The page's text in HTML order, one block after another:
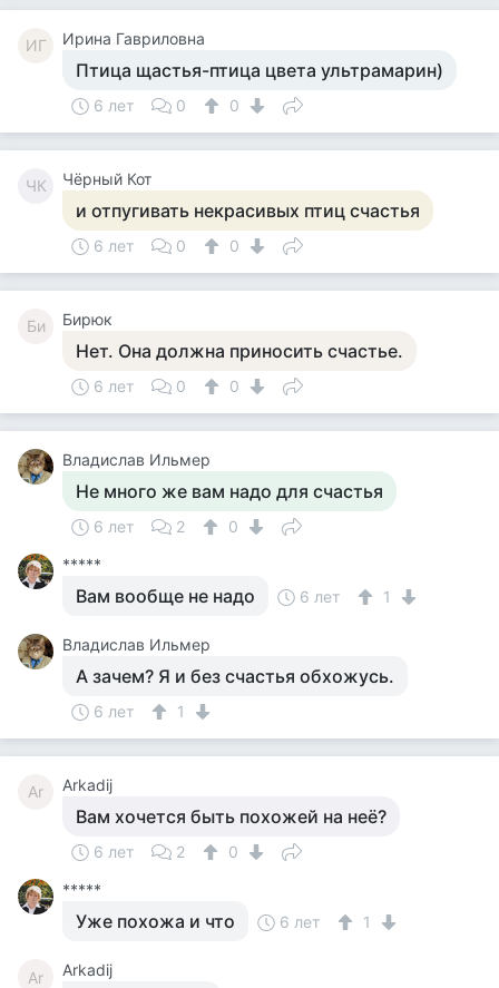
ИГ Ирина Гавриловна
Птица щастья-птица цвета ультрамарин)
6 лет 0 0
ЧК Чёрный Кот
и отпугивать некрасивых птиц счастья
6 лет 0 0
Би Бирюк
Нет. Она должна приносить счастье.
6 лет 0 0
Владислав Ильмер
Не много же вам надо для счастья
6 лет 2
0
*****
Вам вообще не надо 6 лет 1
Владислав Ильмер
А зачем? Я и без счастья обхожусь.
6 лет 1
Ar Arkadij
Вам хочется быть похожей на неё?
6 лет 2
0
*****
Уже похожа и что 6 лет 1
Ar Arkadij